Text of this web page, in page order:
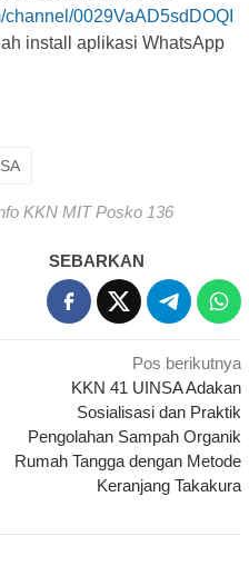
0029VaAD5sdDOQI
install aplikasi WhatsApp
KKN MIT Posko 136
SEBARKAN
Pos berikutnya
KKN 41 UINSA Adakan
Sosialisasi dan Praktik
Pengolahan Sampah Organik
Rumah Tangga dengan Metode
Keranjang Takakura